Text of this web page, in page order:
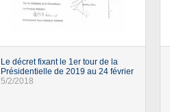
Le décret fixant le 1er tour de la
Présidentielle de 2019 au 24 février
5/2/2018